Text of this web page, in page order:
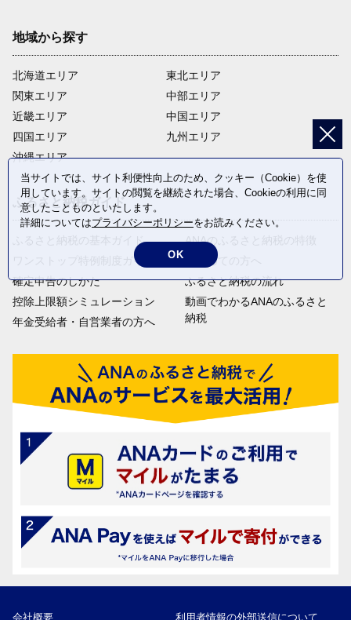
地域から探す
北海道エリア
関東エリア
近畿エリア
四国エリア
沖縄エリア
東北エリア
中部エリア
中国エリア
九州エリア
ふるさと納税ガイド
ふるさと納税の基本ガイド
ワンストップ特例制度ガイド
確定申告のしかた
控除上限額シミュレーション
年金受給者・自営業者の方へ
ANAのふるさと納税の特徴
はじめての方へ
ふるさと納税の流れ
動画でわかるANAのふるさと
納税
会社概要 利用者情報の外部送信について
当サイトでは、サイト利便性向上のため、クッキー（Cookie）を使
用しています。サイトの閲覧を継続された場合、Cookieの利用に同
意したことものといたします。
詳細についてはプライバシーポリシーをお読みください。
OK